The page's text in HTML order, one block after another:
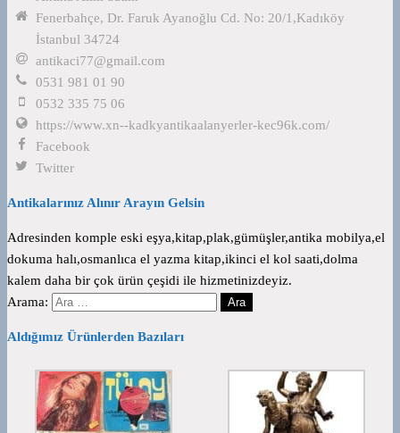
Fenerbahçe, Dr. Faruk Ayanoğlu Cd. No: 20/1,Kadıköy
İstanbul 34724
antikaci77@gmail.com
0531 981 01 90
0532 335 75 06
https://www.xn--kadkyantikaalanyerler-kec96k.com/
Facebook
Twitter
Antikalarınız Alınır Arayın Gelsin
Adresinden komple eski eşya,kitap,plak,gümüşler,antika mobilya,el
dokuma halı,osmanlıca el yazma kitap,ikinci el kol saati,dolma
kalem daha bir çok ürün çeşidi ile hizmetinizdeyiz.
Arama:
Aldığımız Ürünlerden Bazıları